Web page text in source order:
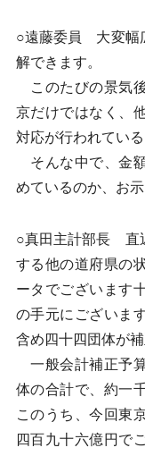
○遠藤委員 大変幅
解できます。
このたびの景気
京だけではなく、
対応が行われてい
そんな中で、金
めているのか、お示
○真田主計部長 直
する他の道府県の
ータでございます
の手元にございま
含め四十四団体が
一般会計補正予
体の合計で、約一
このうち、今回東
四百九十六億円で